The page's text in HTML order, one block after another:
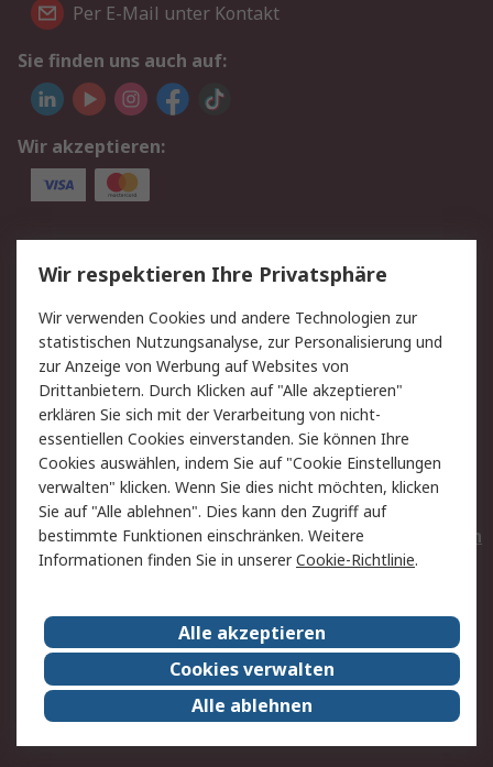
Per E-Mail unter Kontakt
Sie finden uns auch auf:
Wir akzeptieren:
Service
Value Added Services
Lieferlösungen
Rücksendungen
Kontakt
Hilfe
Privatkunden
Rechtliches
AGB
Datenschutz
Cookie-Richtlinie
Zahlungsbedingungen
Copyright/Impressum
Entsorgung
Elektrogeräte/Batterien
RS weltweit
Karriere bei RS
Nachhaltigkeit
Qualität/Umwelt/ZertifikatePresse-Center
Event-Center
Wir respektieren Ihre Privatsphäre
Wir verwenden Cookies und andere Technologien zur
statistischen Nutzungsanalyse, zur Personalisierung und
zur Anzeige von Werbung auf Websites von
Drittanbietern. Durch Klicken auf "Alle akzeptieren"
erklären Sie sich mit der Verarbeitung von nicht-
essentiellen Cookies einverstanden. Sie können Ihre
Cookies auswählen, indem Sie auf "Cookie Einstellungen
verwalten" klicken. Wenn Sie dies nicht möchten, klicken
Sie auf "Alle ablehnen". Dies kann den Zugriff auf
bestimmte Funktionen einschränken. Weitere
Informationen finden Sie in unsererCookie-Richtlinie.
Alle akzeptieren
Cookies verwalten
Alle ablehnen